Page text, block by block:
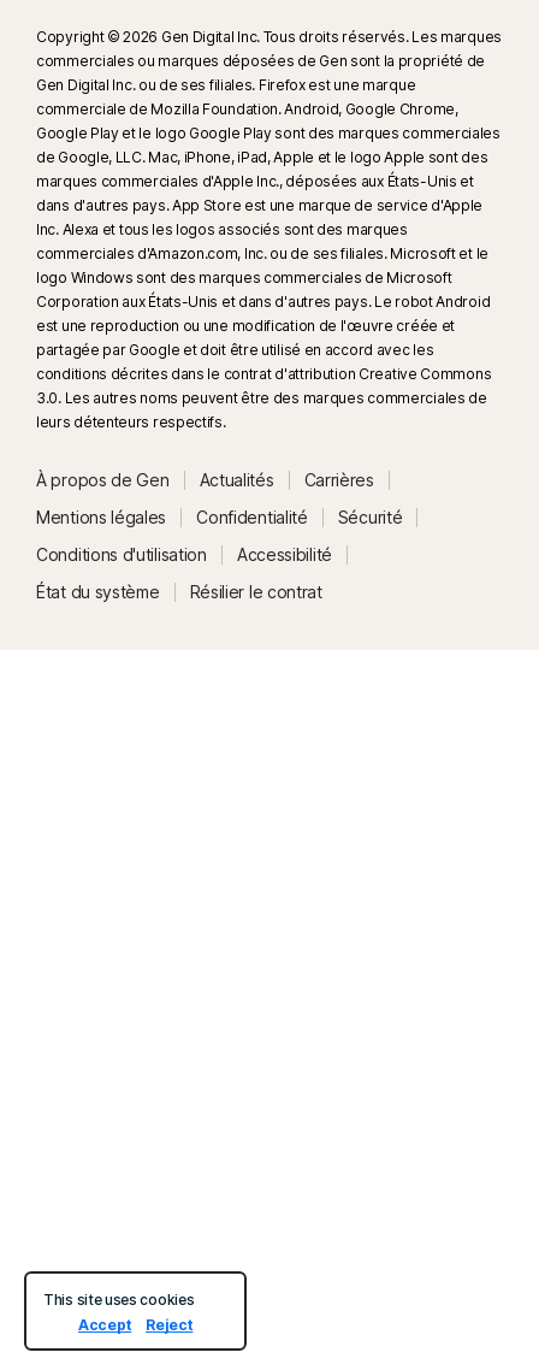
Copyright © 2026 Gen Digital Inc. Tous droits réservés. Les marques
commerciales ou marques déposées de Gen sont la propriété de
Gen Digital Inc. ou de ses filiales. Firefox est une marque
commerciale de Mozilla Foundation. Android, Google Chrome,
Google Play et le logo Google Play sont des marques commerciales
de Google, LLC. Mac, iPhone, iPad, Apple et le logo Apple sont des
marques commerciales d'Apple Inc., déposées aux États-Unis et
dans d'autres pays. App Store est une marque de service d'Apple
Inc. Alexa et tous les logos associés sont des marques
commerciales d'Amazon.com, Inc. ou de ses filiales. Microsoft et le
logo Windows sont des marques commerciales de Microsoft
Corporation aux États-Unis et dans d'autres pays. Le robot Android
est une reproduction ou une modification de l'œuvre créée et
partagée par Google et doit être utilisé en accord avec les
conditions décrites dans le contrat d'attribution Creative Commons
3.0. Les autres noms peuvent être des marques commerciales de
leurs détenteurs respectifs.
À propos de Gen Actualités
Carrières
Mentions légales
Confidentialité
Sécurité
Conditions d'utilisation
Accessibilité
État du système
Résilier le contrat
This site uses cookies
Accept
Reject